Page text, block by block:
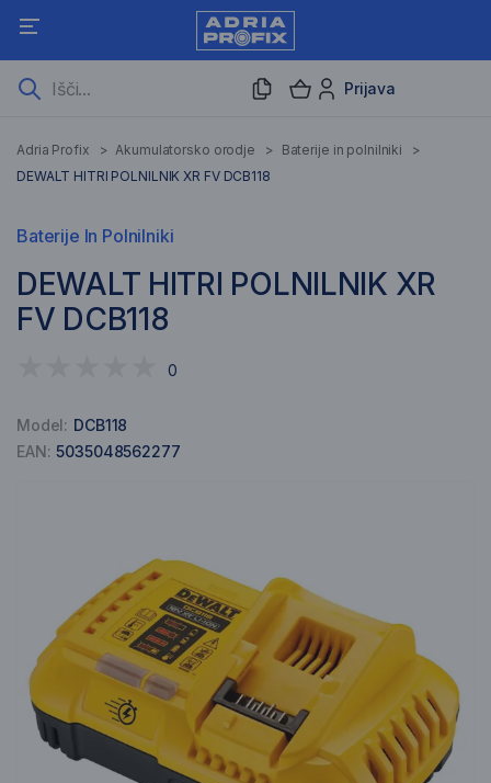
Prijava
Adria Profix > Akumulatorsko orodje > Baterije in polnilniki
>
DEWALT HITRI POLNILNIK XR FV DCB118
Baterije In Polnilniki
DEWALT HITRI POLNILNIK XR
FV DCB118
0
Model: DCB118
EAN: 5035048562277